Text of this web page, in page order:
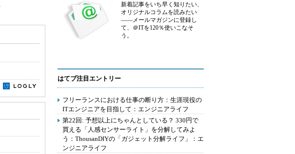
新着記事をいち早く知りたい、
オリジナルコラムを読みたい
――メールマガジンに登録し
て、＠ITを120％使いこなそ
う。
はてブ注目エントリー
フリーランスにおける仕事の断り方：生涯現役の
ITエンジニアを目指して：エンジニアライフ
第22回: 予想以上にちゃんとしている？ 330円で
買える「人感センサーライト」を分解してみよ
う：ThousanDIYの「ガジェット分解ライフ」：エ
ンジニアライフ